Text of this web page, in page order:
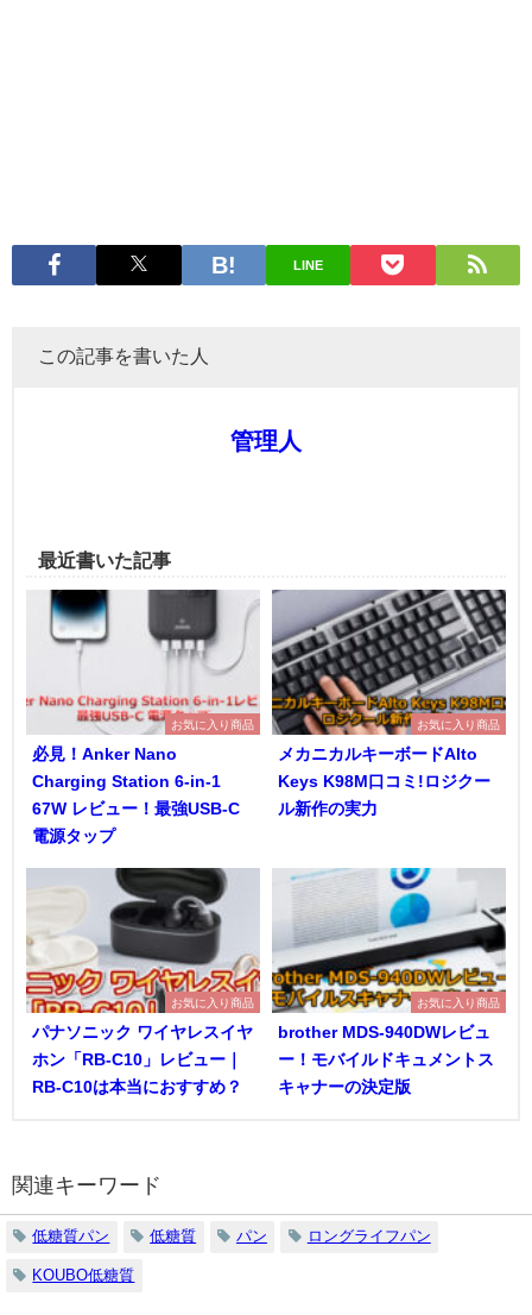
LINE
この記事を書いた人
管理人
最近書いた記事
お気に入り商品
必見！Anker Nano
Charging Station 6-in-1
67W レビュー！最強USB-C
電源タップ
お気に入り商品
メカニカルキーボードAlto
Keys K98M口コミ!ロジクー
ル新作の実力
お気に入り商品
パナソニック ワイヤレスイヤ
ホン「RB-C10」レビュー｜
RB-C10は本当におすすめ？
お気に入り商品
brother MDS-940DWレビュ
ー！モバイルドキュメントス
キャナーの決定版
関連キーワード
低糖質パン 低糖質 パン ロングライフパン
KOUBO低糖質